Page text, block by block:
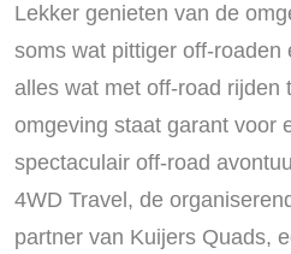
Lekker genieten van de
soms wat pittiger off-roaden
alles wat met off-road
omgeving staat garant voor
spectaculair off-road
4WD Travel, de
partner van Kuijers Quads,